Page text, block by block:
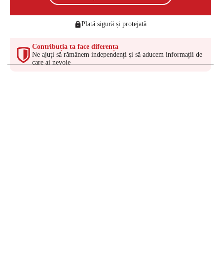
Plată sigură și protejată
Contribuția ta face diferența
Ne ajuți să rămânem independenți și să aducem informații de
care ai nevoie